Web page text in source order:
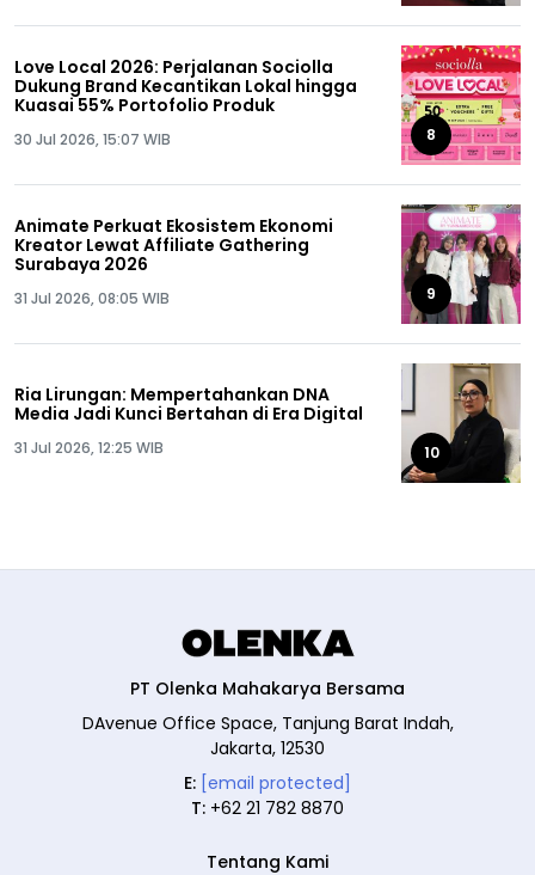
Love Local 2026: Perjalanan Sociolla
Dukung Brand Kecantikan Lokal hingga
Kuasai 55% Portofolio Produk
30 Jul 2026, 15:07 WIB 8
Animate Perkuat Ekosistem Ekonomi
Kreator Lewat Affiliate Gathering
Surabaya 2026
31 Jul 2026, 08:05 WIB 9
Ria Lirungan: Mempertahankan DNA
Media Jadi Kunci Bertahan di Era Digital
31 Jul 2026, 12:25 WIB 10
PT Olenka Mahakarya Bersama
DAvenue Office Space, Tanjung Barat Indah,
Jakarta, 12530
E: [email protected]
T: +62 21 782 8870
Tentang Kami